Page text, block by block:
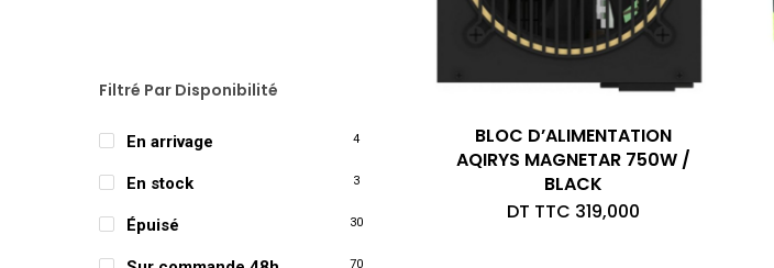
Filtré Par Disponibilité
En arrivage 4
En stock 3
Épuisé 30
70
BLOC D’ALIMENTATION
AQIRYS MAGNETAR 750W /
BLACK
DT TTC 319,000